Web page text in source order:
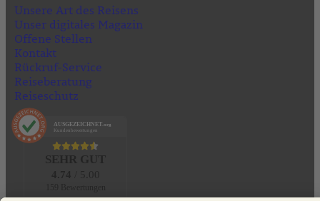
Unsere Art des Reisens
Unser digitales Magazin
Offene Stellen
Kontakt
Rückruf-Service
Reiseberatung
Reiseschutz
AUSGEZEICHNET.org
Kundenbewertungen